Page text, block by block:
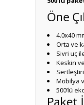
Öne
4.0x40
Orta ve
Sivri uç
Keskin
Mobilya
500’lü
Paket